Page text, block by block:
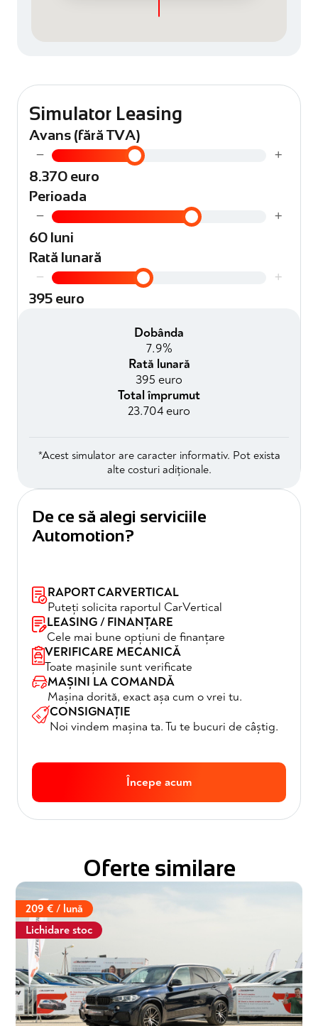
Simulator Leasing
Avans (fără TVA)
− +
8.370 euro
Perioada
− +
60 luni
Rată lunară
− +
395 euro
Dobânda
7.9%
Rată lunară
395 euro
Total împrumut
23.704 euro
*Acest simulator are caracter informativ. Pot exista
alte costuri adiționale.
De ce să alegi serviciile
Automotion?
RAPORT CARVERTICAL
Puteți solicita raportul CarVertical
LEASING / FINANȚARE
Cele mai bune opțiuni de finanțare
VERIFICARE MECANICĂ
Toate mașinile sunt verificate
MAȘINI LA COMANDĂ
Mașina dorită, exact așa cum o vrei tu.
CONSIGNAȚIE
Noi vindem mașina ta. Tu te bucuri de câștig.
Începe acum
Oferte similare
Lichidare stoc
209 € / lună